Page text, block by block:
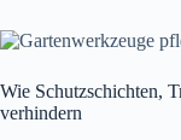
Wie Schutzschichten,
verhindern